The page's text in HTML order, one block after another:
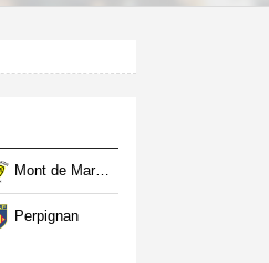
Mont de Marsan
Perpignan